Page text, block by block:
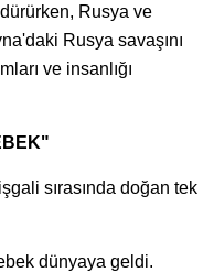
Rusya ve
Rusya savaşını
ve insanlığı
sırasında doğan tek
dünyaya geldi.